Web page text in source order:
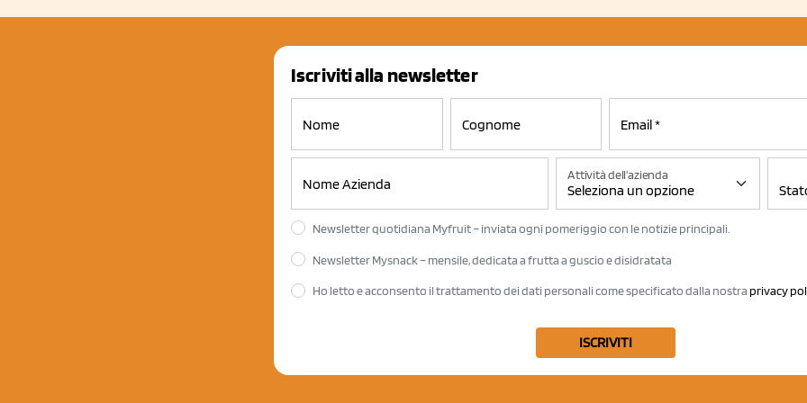
Iscriviti alla newsletter
Attività dell'azienda
Newsletter quotidiana Myfruit – inviata ogni pomeriggio con le notizie principali.
Newsletter Mysnack – mensile, dedicata a frutta a guscio e disidratata
Ho letto e acconsento il trattamento dei dati personali come specificato dalla nostra privacy
ISCRIVITI